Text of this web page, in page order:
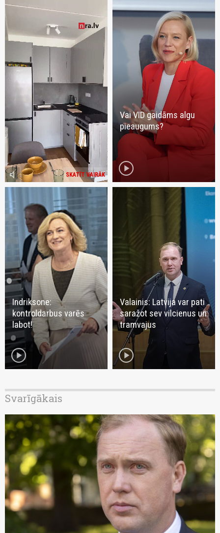
SKATĪT VAIRĀK
volume_mute
Vai VID gaidāms algu
pieaugums?
play_circle
Indriksone:
kontroldarbus varēs
labot!
play_circle
Valainis: Latvija var pati
saražot sev vilcienus un
tramvajus
play_circle
Svarīgākais